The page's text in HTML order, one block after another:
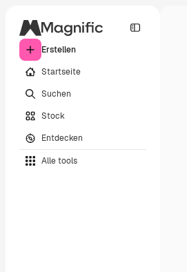
Erstellen
Startseite
Suchen
Stock
Entdecken
Alle tools